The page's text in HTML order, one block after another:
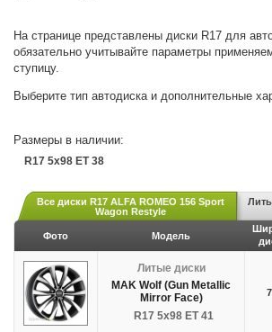
На странице представлены диски R17 для
обязательно учитывайте параметры
ступицу.
Выберите тип автодиска и дополнительные
Размеры в наличии:
R17 5x98 ET 38
Все диски R17 ALFA ROMEO 156 Sport
Wagon Restyle
Фото Модель
Литые диски
MAK Wolf (Gun Metallic
Mirror Face)
R17 5x98 ET 41